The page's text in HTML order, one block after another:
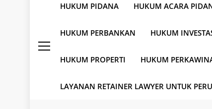
HUKUM PIDANA HUKUM ACARA
HUKUM PERBANKAN HUKUM
HUKUM PROPERTI HUKUM
LAYANAN RETAINER LAWYER UNTUK